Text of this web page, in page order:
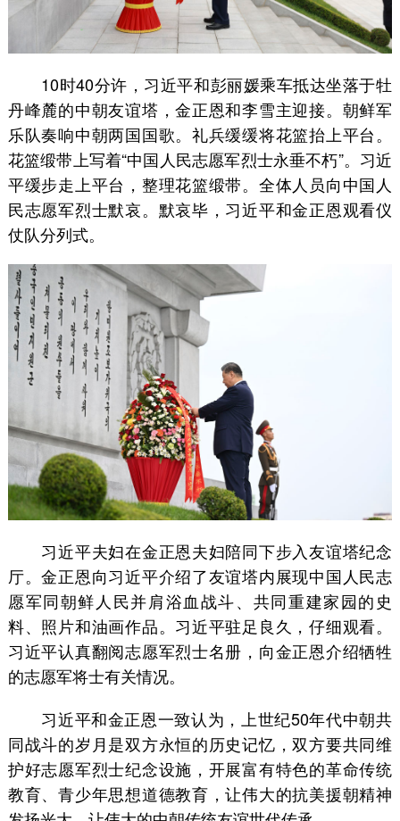
10时40分许，习近平和彭丽媛乘车抵达坐落于牡
丹峰麓的中朝友谊塔，金正恩和李雪主迎接。朝鲜军
乐队奏响中朝两国国歌。礼兵缓缓将花篮抬上平台。
花篮缎带上写着“中国人民志愿军烈士永垂不朽”。习近
平缓步走上平台，整理花篮缎带。全体人员向中国人
民志愿军烈士默哀。默哀毕，习近平和金正恩观看仪
仗队分列式。
习近平夫妇在金正恩夫妇陪同下步入友谊塔纪念
厅。金正恩向习近平介绍了友谊塔内展现中国人民志
愿军同朝鲜人民并肩浴血战斗、共同重建家园的史
料、照片和油画作品。习近平驻足良久，仔细观看。
习近平认真翻阅志愿军烈士名册，向金正恩介绍牺牲
的志愿军将士有关情况。
习近平和金正恩一致认为，上世纪50年代中朝共
同战斗的岁月是双方永恒的历史记忆，双方要共同维
护好志愿军烈士纪念设施，开展富有特色的革命传统
教育、青少年思想道德教育，让伟大的抗美援朝精神